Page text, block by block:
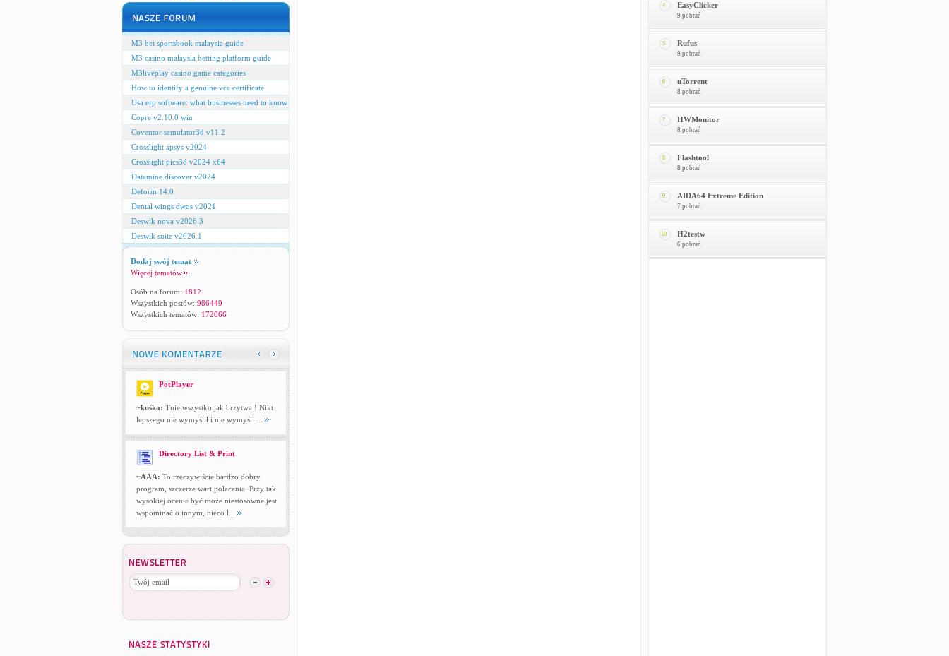
M3 bet sportsbook malaysia guide
M3 casino malaysia betting platform guide
M3liveplay casino game categories
How to identify a genuine vca certificate
Usa erp software: what businesses need to know
Copre v2.10.0 win
Coventor semulator3d v11.2
Crosslight apsys v2024
Crosslight pics3d v2024 x64
Datamine.discover v2024
Deform 14.0
Dental wings dwos v2021
Deswik nova v2026.3
Deswik suite v2026.1
Dodaj swój temat
Więcej tematów
Osób na forum: 1812
Wszystkich postów: 986449
Wszystkich tematów: 172066
PotPlayer
~kuśka: Tnie wszystko jak brzytwa ! Nikt
lepszego nie wymyślił i nie wymyśli ...
Directory List & Print
~AAA: To rzeczywiście bardzo dobry
program, szczerze wart polecenia. Przy tak
wysokiej ocenie być może niestosowne jest
wspominać o innym, nieco l...
4 EasyClicker
9 pobrań
5 Rufus
9 pobrań
6 uTorrent
8 pobrań
7 HWMonitor
8 pobrań
8 Flashtool
8 pobrań
9 AIDA64 Extreme Edition
7 pobrań
10 H2testw
6 pobrań